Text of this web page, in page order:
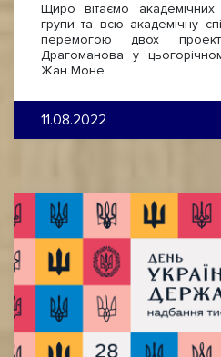
Щиро вітаємо академічних
групи та всю академічну
перемогою двох
Драгоманова у
Жан Моне
11.08.2022